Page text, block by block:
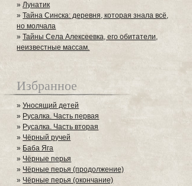
»Лунатик
»Тайна Синска: деревня, которая знала всё,
но молчала
»Тайны Села Алексеевка, его обитатели,
неизвестные массам.
Избранное
»Уносящий детей
» Русалка. Часть первая
» Русалка. Часть вторая
» Чёрный ручей
» Баба Яга
»Чёрные перья
» Чёрные перья (продолжение)
» Чёрные перья (окончание)